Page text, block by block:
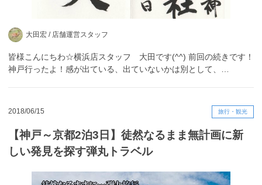
大田宏 / 店舗運営スタッフ
皆様こんにちわ☆横浜店スタッフ 大田です(^^) 前回の続きです！
神戸行ったよ！感が出ている、出ていないかは別として、…
2018/06/15 旅行・観光
【神戸～京都2泊3日】徒然なるまま無計画に新
しい発見を探す弾丸トラベル